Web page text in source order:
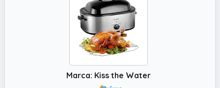
en una adición práctica a cualquier cocina.
✔️ Sin humo e incluso calefacción El
innovador sistema de calefacción giratoria
de 360 ​​grados asegura que su comida esté
cocinada de manera uniforme desde todos
Marca: Kiss the Water